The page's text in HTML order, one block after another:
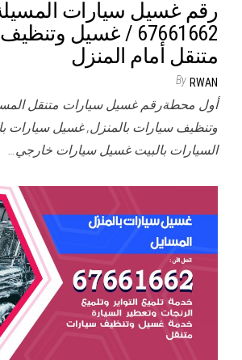
رقم غسيل سيارات
67661662 / غسيل
متنقل أمام المنزل
By RWAN
أول محطةرقم غسيل سيارات متنقل
وتنظيف سيارات بالمنزل, غسيل سيارات
السيارات بالبيت غسيل سيارات خارجي…